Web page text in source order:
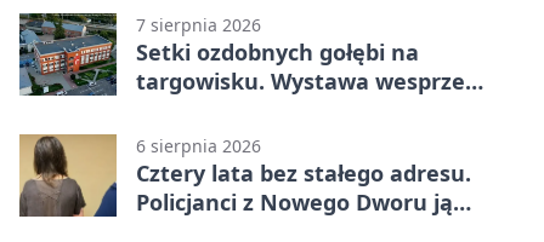
7 sierpnia 2026
Setki ozdobnych gołębi na
targowisku. Wystawa wesprze
6 sierpnia 2026
Cztery lata bez stałego adresu.
Policjanci z Nowego Dworu ją